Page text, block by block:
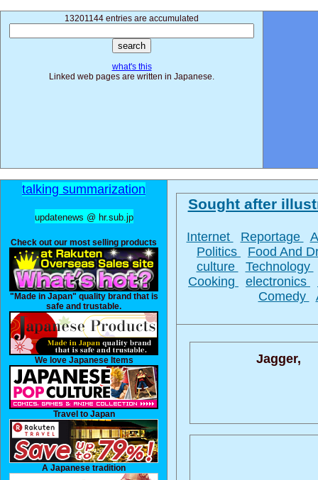
13201144 entries are accumulated
what's this
Linked web pages are written in Japanese.
talking summarization
updatenews @ hr.sub.jp
Check out our most selling products
"Made in Japan" quality brand that is
safe and trustable.
We love Japanese Items
Travel to Japan
A Japanese tradition
Sought after
Internet Reportage
Politics
Food And
culture
Technology
Cooking
electronics
Comedy
Jagger,